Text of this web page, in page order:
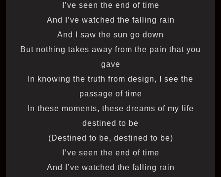
I’ve seen the end of time
And I’ve watched the falling rain
And I saw the sun go down
But nothing takes away from the pain that you
gave
In knowing the truth from design, I see the
passage of time
In these moments, these dreams of my life
destined to be
(Destined to be, destined to be)
I’ve seen the end of time
And I’ve watched the falling rain